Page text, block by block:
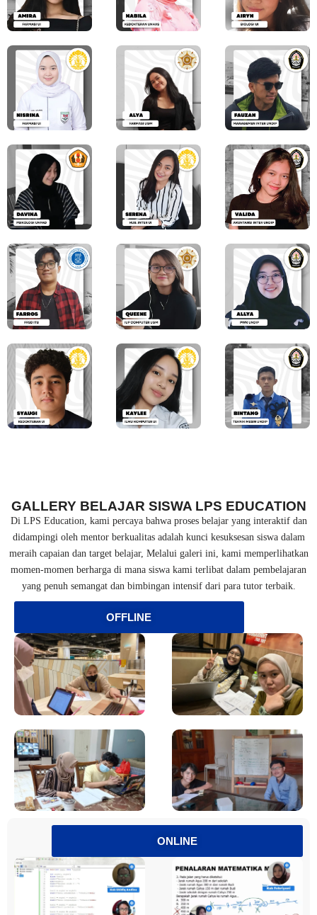
GALLERY BELAJAR SISWA LPS EDUCATION
Di LPS Education, kami percaya bahwa proses belajar yang interaktif dan
didampingi oleh mentor berkualitas adalah kunci kesuksesan siswa dalam
meraih capaian dan target belajar, Melalui galeri ini, kami memperlihatkan
momen-momen berharga di mana siswa kami terlibat dalam pembelajaran
yang penuh semangat dan bimbingan intensif dari para tutor terbaik.
OFFLINE
ONLINE